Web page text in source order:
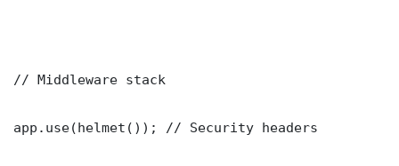
// Middleware stack
app.use(helmet()); // Security headers